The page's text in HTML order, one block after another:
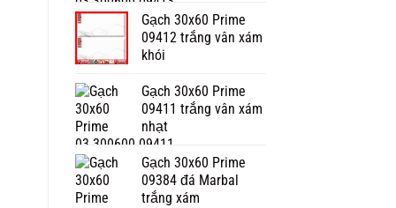
Gạch 30x60 Prime
09412 trắng vân xám
khói
Gạch 30x60 Prime
09411 trắng vân xám
nhạt
Gạch 30x60 Prime
09384 đá Marbal
trắng xám